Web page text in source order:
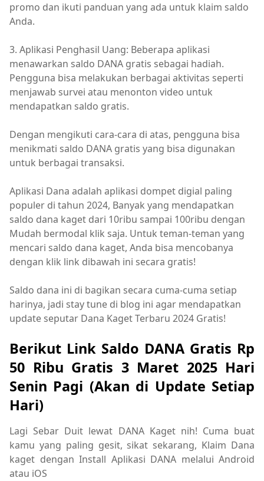
promo dan ikuti panduan yang ada untuk klaim saldo
Anda.
3. Aplikasi Penghasil Uang: Beberapa aplikasi
menawarkan saldo DANA gratis sebagai hadiah.
Pengguna bisa melakukan berbagai aktivitas seperti
menjawab survei atau menonton video untuk
mendapatkan saldo gratis.
Dengan mengikuti cara-cara di atas, pengguna bisa
menikmati saldo DANA gratis yang bisa digunakan
untuk berbagai transaksi.
Aplikasi Dana adalah aplikasi dompet digial paling
populer di tahun 2024, Banyak yang mendapatkan
saldo dana kaget dari 10ribu sampai 100ribu dengan
Mudah bermodal klik saja. Untuk teman-teman yang
mencari saldo dana kaget, Anda bisa mencobanya
dengan klik link dibawah ini secara gratis!
Saldo dana ini di bagikan secara cuma-cuma setiap
harinya, jadi stay tune di blog ini agar mendapatkan
update seputar Dana Kaget Terbaru 2024 Gratis!
Berikut Link Saldo DANA Gratis Rp
50 Ribu Gratis 3 Maret 2025 Hari
Senin Pagi (Akan di Update Setiap
Hari)
Lagi Sebar Duit lewat DANA Kaget nih! Cuma buat
kamu yang paling gesit, sikat sekarang, Klaim Dana
kaget dengan Install Aplikasi DANA melalui Android
atau iOS